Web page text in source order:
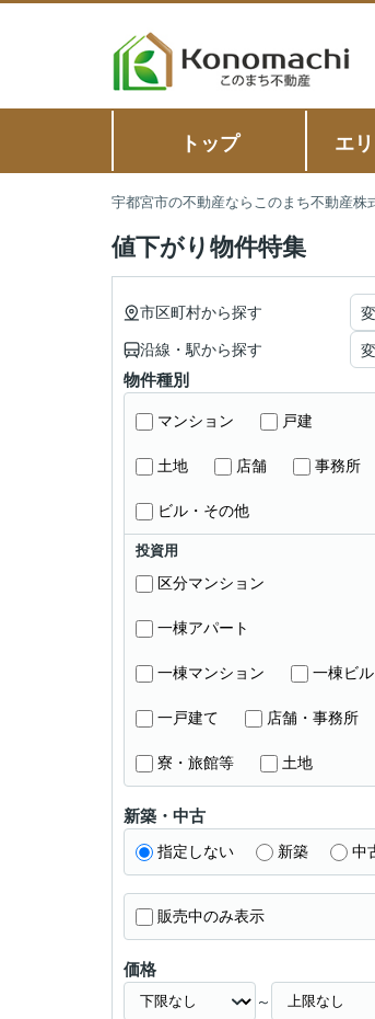
トップ エ
宇都宮市の不動産ならこのまち不動産株
値下がり物件特集
市区町村から探す
沿線・駅から探す
物件種別
マンション 戸建
土地 店舗 事務所
ビル・その他
投資用
区分マンション
一棟アパート
一棟マンション 一棟ビル
一戸建て 店舗・事務所
寮・旅館等 土地
新築・中古
指定しない 新築 中
販売中のみ表示
価格
～